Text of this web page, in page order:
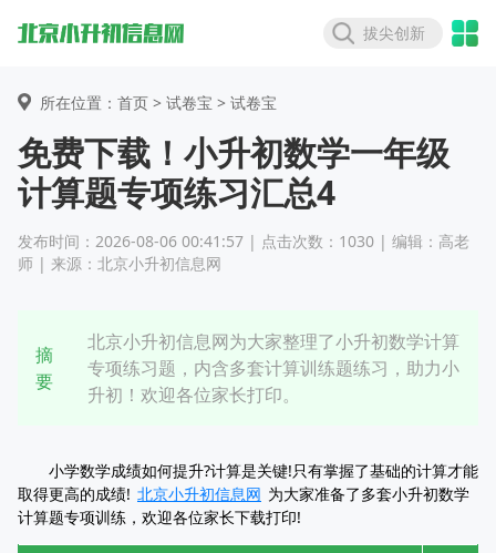
拔尖创新
所在位置：首页 > 试卷宝 > 试卷宝
免费下载！小升初数学一年级
计算题专项练习汇总4
发布时间：2026-08-06 00:41:57 | 点击次数：1030 | 编辑：高老
师 | 来源：北京小升初信息网
摘
要
北京小升初信息网为大家整理了小升初数学计算
专项练习题，内含多套计算训练题练习，助力小
升初！欢迎各位家长打印。
小学数学成绩如何提升?计算是关键!只有掌握了基础的计算才能
取得更高的成绩! 北京小升初信息网 为大家准备了多套小升初数学
计算题专项训练，欢迎各位家长下载打印!